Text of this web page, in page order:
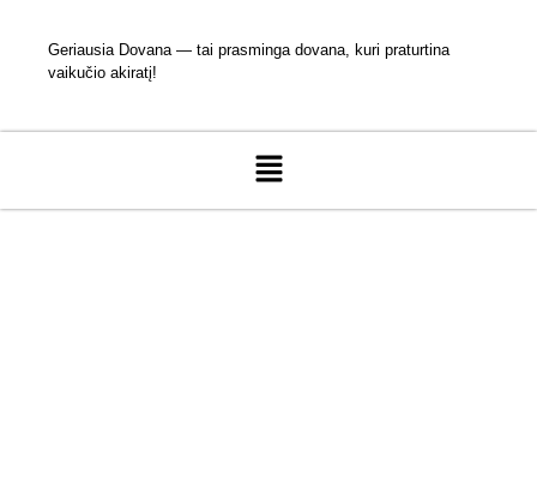
Geriausia Dovana — tai prasminga dovana, kuri praturtina
vaikučio akiratį!
Menu